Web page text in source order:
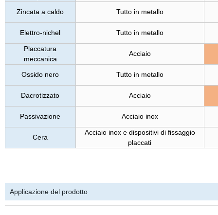
Zincata a caldo Tutto in metallo
Elettro-nichel Tutto in metallo
Placcatura
meccanica
Acciaio
Ossido nero Tutto in metallo
Dacrotizzato Acciaio
Passivazione Acciaio inox
Cera
Acciaio inox e dispositivi di fissaggio
placcati
Applicazione del prodotto